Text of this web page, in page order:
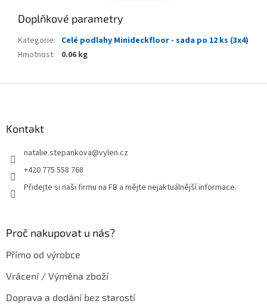
Doplňkové parametry
Kategorie: Celé podlahy Minideckfloor - sada po 12 ks (3x4)
Hmotnost: 0.06 kg
Kontakt
natalie.stepankova@vylen.cz
+420 775 558 768
Přidejte si naši firmu na FB a mějte nejaktuálnější informace.
Proč nakupovat u nás?
Přímo od výrobce
Vrácení / Výměna zboží
Doprava a dodání bez starostí